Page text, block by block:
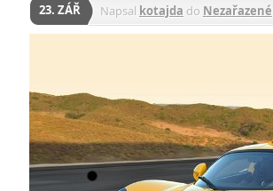
23. ZÁŘ Napsal kotajda do Nezařazené